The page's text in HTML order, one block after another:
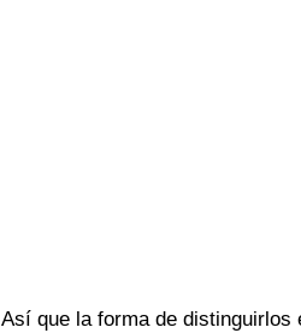
Así que la forma de distinguirlos